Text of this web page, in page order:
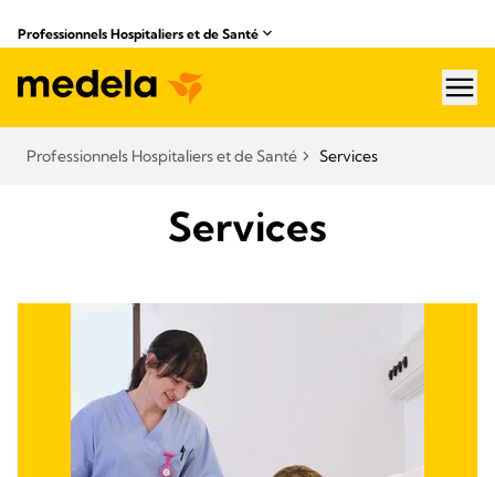
Professionnels Hospitaliers et de Santé
Professionnels Hospitaliers et de Santé Services
Services